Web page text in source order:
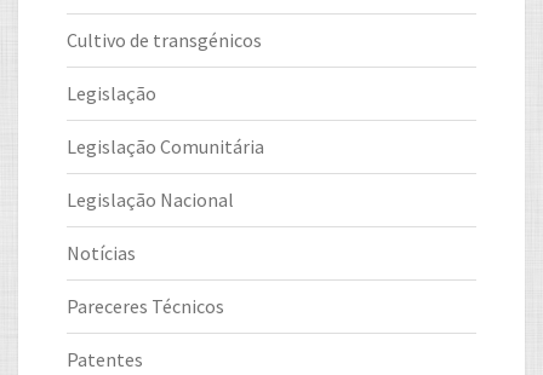
Cultivo de transgénicos
Legislação
Legislação Comunitária
Legislação Nacional
Notícias
Pareceres Técnicos
Patentes